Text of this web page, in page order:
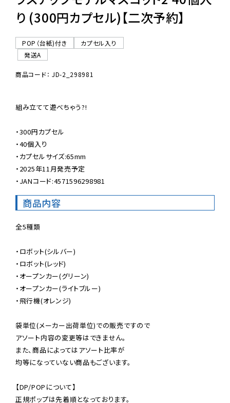
り (300円カプセル)【二次予約】
POP（台紙)付き
カプセル入り
発送A
商品コード： JD-2_298981
組み立てて遊べちゃう?!
・300円カプセル
・40個入り
・カプセルサイズ:65mm
・2025年11月発売予定
・JANコード:4571596298981
商品内容
全5種類
・ロボット(シルバー)
・ロボット(レッド)
・オープンカー(グリーン)
・オープンカー(ライトブルー)
・飛行機(オレンジ)
袋単位(メーカー出荷単位)での販売ですので
アソート内容の変更等はできません。
また、商品によってはアソート比率が
均等になっていない商品もございます。
【DP/POPについて】
正規ポップは先着順となっております。